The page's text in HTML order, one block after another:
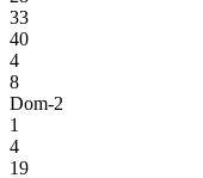
33
40
4
8
Dom-2
1
4
19